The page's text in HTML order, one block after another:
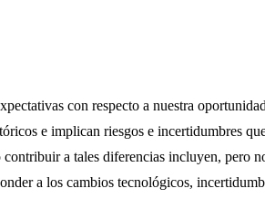
con respecto a nuestra
e implican riesgos e incertidumbres
a tales diferencias incluyen, pero
a los cambios tecnológicos,